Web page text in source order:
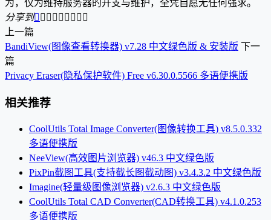
为，仅为维持服务器的开支与维护，全凭自愿无任何强求。
分享到        
上一篇
BandiView(图像查看转换器) v7.28 中文绿色版 & 安装版 下一
篇
Privacy Eraser(隐私保护软件) Free v6.30.0.5566 多语便携版
相关推荐
CoolUtils Total Image Converter(图像转换工具) v8.5.0.332
多语便携版
NeeView(高效图片浏览器) v46.3 中文绿色版
PixPin截图工具(支持截长图截动图) v3.4.3.2 中文绿色版
Imagine(轻量级图像浏览器) v2.6.3 中文绿色版
CoolUtils Total CAD Converter(CAD转换工具) v4.1.0.253
多语便携版